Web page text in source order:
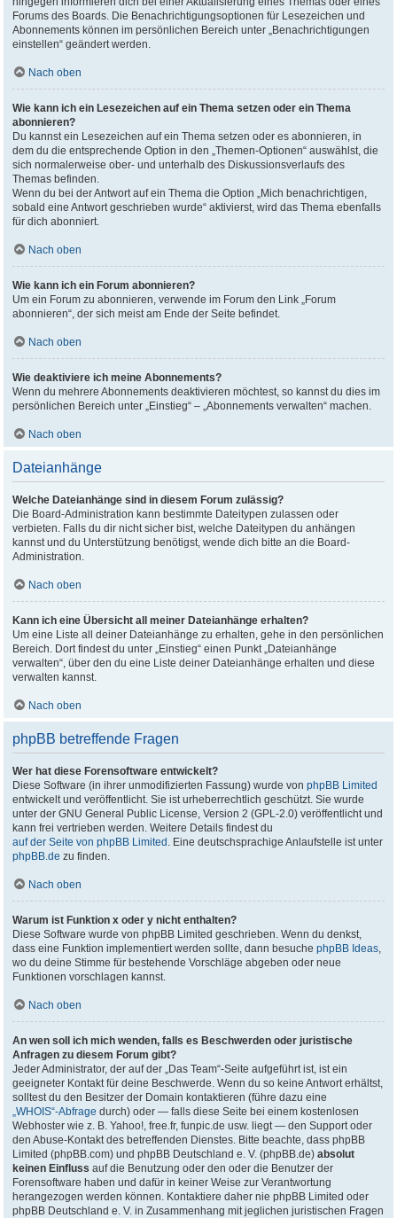
Forums des Boards. Die Benachrichtigungsoptionen für Lesezeichen und
Abonnements können im persönlichen Bereich unter „Benachrichtigungen
einstellen“ geändert werden.
Nach oben
Wie kann ich ein Lesezeichen auf ein Thema setzen oder ein Thema
abonnieren?
Du kannst ein Lesezeichen auf ein Thema setzen oder es abonnieren, in
dem du die entsprechende Option in den „Themen-Optionen“ auswählst, die
sich normalerweise ober- und unterhalb des Diskussionsverlaufs des
Themas befinden.
Wenn du bei der Antwort auf ein Thema die Option „Mich benachrichtigen,
sobald eine Antwort geschrieben wurde“ aktivierst, wird das Thema ebenfalls
für dich abonniert.
Nach oben
Wie kann ich ein Forum abonnieren?
Um ein Forum zu abonnieren, verwende im Forum den Link „Forum
abonnieren“, der sich meist am Ende der Seite befindet.
Nach oben
Wie deaktiviere ich meine Abonnements?
Wenn du mehrere Abonnements deaktivieren möchtest, so kannst du dies im
persönlichen Bereich unter „Einstieg“ – „Abonnements verwalten“ machen.
Nach oben
Dateianhänge
Welche Dateianhänge sind in diesem Forum zulässig?
Die Board-Administration kann bestimmte Dateitypen zulassen oder
verbieten. Falls du dir nicht sicher bist, welche Dateitypen du anhängen
kannst und du Unterstützung benötigst, wende dich bitte an die Board-
Administration.
Nach oben
Kann ich eine Übersicht all meiner Dateianhänge erhalten?
Um eine Liste all deiner Dateianhänge zu erhalten, gehe in den persönlichen
Bereich. Dort findest du unter „Einstieg“ einen Punkt „Dateianhänge
verwalten“, über den du eine Liste deiner Dateianhänge erhalten und diese
verwalten kannst.
Nach oben
phpBB betreffende Fragen
Wer hat diese Forensoftware entwickelt?
Diese Software (in ihrer unmodifizierten Fassung) wurde vonphpBB Limited
entwickelt und veröffentlicht. Sie ist urheberrechtlich geschützt. Sie wurde
unter der GNU General Public License, Version 2 (GPL-2.0) veröffentlicht und
kann frei vertrieben werden. Weitere Details findest du
auf der Seite von phpBB Limited . Eine deutschsprachige Anlaufstelle ist unter
phpBB.de zu finden.
Nach oben
Warum ist Funktion x oder y nicht enthalten?
Diese Software wurde von phpBB Limited geschrieben. Wenn du denkst,
dass eine Funktion implementiert werden sollte, dann besuchephpBB Ideas,
wo du deine Stimme für bestehende Vorschläge abgeben oder neue
Funktionen vorschlagen kannst.
Nach oben
An wen soll ich mich wenden, falls es Beschwerden oder juristische
Anfragen zu diesem Forum gibt?
Jeder Administrator, der auf der „Das Team“-Seite aufgeführt ist, ist ein
geeigneter Kontakt für deine Beschwerde. Wenn du so keine Antwort erhältst,
solltest du den Besitzer der Domain kontaktieren (führe dazu eine
„WHOIS“-Abfrage durch) oder — falls diese Seite bei einem kostenlosen
Webhoster wie z. B. Yahoo!, free.fr, funpic.de usw. liegt — den Support oder
den Abuse-Kontakt des betreffenden Dienstes. Bitte beachte, dass phpBB
Limited (phpBB.com) und phpBB Deutschland e. V. (phpBB.de)absolut
keinen Einfluss auf die Benutzung oder den oder die Benutzer der
Forensoftware haben und dafür in keiner Weise zur Verantwortung
herangezogen werden können. Kontaktiere daher nie phpBB Limited oder
phpBB Deutschland e. V. in Zusammenhang mit jeglichen juristischen Fragen